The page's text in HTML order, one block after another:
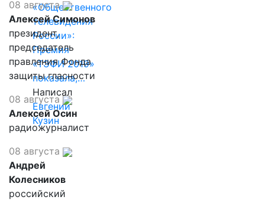
«Общественного
телевидения
России»:
Премия
«ТЭФИ 2019»
показала,…
Написал
Евгений
Кузин
08 августа
Алексей Симонов
президент,
председатель
правления Фонда
защиты гласности
08 августа
Алексей Осин
радиожурналист
08 августа
Андрей
Колесников
российский